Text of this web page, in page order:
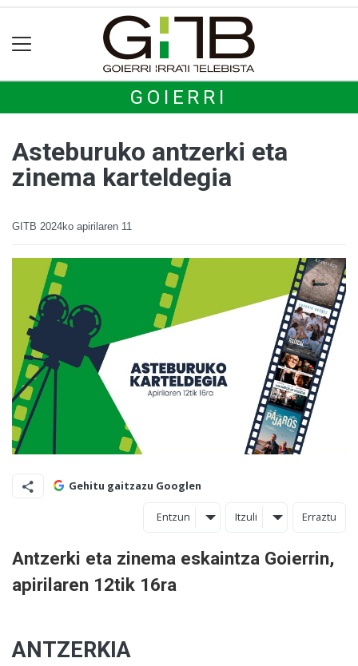
GOIERRI
Asteburuko antzerki eta
zinema karteldegia
GITB 2024ko apirilaren 11
Gehitu gaitzazu Googlen
Entzun Itzuli Erraztu
Antzerki eta zinema eskaintza Goierrin,
apirilaren 12tik 16ra
ANTZERKIA